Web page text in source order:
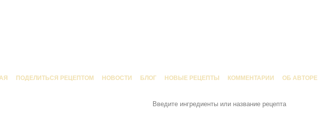
ПОДЕЛИТЬСЯ РЕЦЕПТОМ НОВОСТИ БЛОГ НОВЫЕ РЕЦЕПТЫ КОММЕНТАРИИ ОБ АВТОРЕ